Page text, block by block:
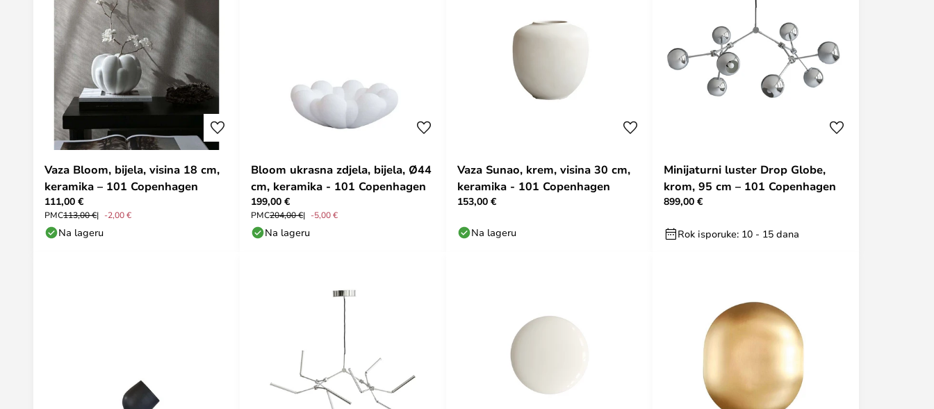
Vaza Bloom, bijela, visina 18 cm,
keramika – 101 Copenhagen
111,00 €
PMC113,00 € -2,00 €
Na lageru
Bloom ukrasna zdjela, bijela, Ø44
cm, keramika - 101 Copenhagen
199,00 €
PMC204,00 € -5,00 €
Na lageru
Vaza Sunao, krem, visina 30 cm,
keramika - 101 Copenhagen
153,00 €
Na lageru
Minijaturni luster Drop Globe,
krom, 95 cm – 101 Copenhagen
899,00 €
Rok isporuke: 10 - 15 dana